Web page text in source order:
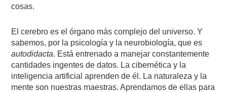
cosas.
El cerebro es el órgano más complejo del universo. Y
sabemos, por la psicología y la neurobiología, que es
autodidacta. Está entrenado a manejar constantemente
cantidades ingentes de datos. La cibernética y la
inteligencia artificial aprenden de él. La naturaleza y la
mente son nuestras maestras. Aprendamos de ellas para